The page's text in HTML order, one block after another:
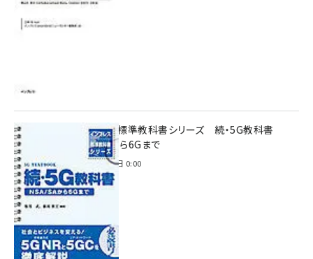
インプレス標準教科書シリーズ 続・5G教科書
NSA/SAから6Gまで
2023年4月3日 0:00